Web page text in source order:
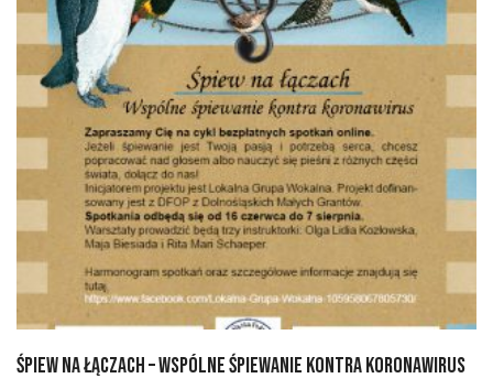
Śpiew na łączach – wspólne śpiewanie kontra koronawirus